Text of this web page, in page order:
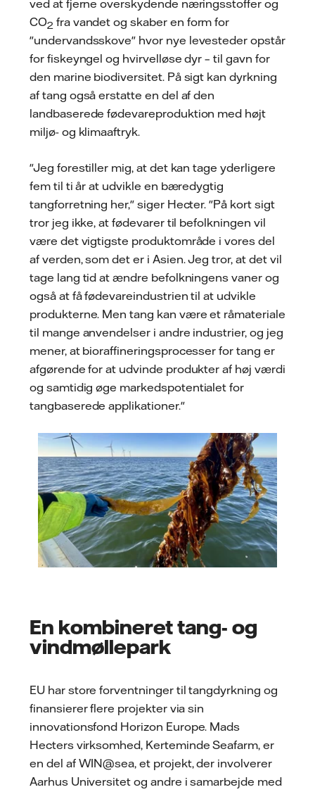
ved at fjerne overskydende næringsstoffer og
CO2 fra vandet og skaber en form for
"undervandsskove" hvor nye levesteder opstår
for fiskeyngel og hvirvelløse dyr – til gavn for
den marine biodiversitet. På sigt kan dyrkning
af tang også erstatte en del af den
landbaserede fødevareproduktion med højt
miljø- og klimaaftryk.
"Jeg forestiller mig, at det kan tage yderligere
fem til ti år at udvikle en bæredygtig
tangforretning her," siger Hecter. "På kort sigt
tror jeg ikke, at fødevarer til befolkningen vil
være det vigtigste produktområde i vores del
af verden, som det er i Asien. Jeg tror, at det vil
tage lang tid at ændre befolkningens vaner og
også at få fødevareindustrien til at udvikle
produkterne. Men tang kan være et råmateriale
til mange anvendelser i andre industrier, og jeg
mener, at bioraffineringsprocesser for tang er
afgørende for at udvinde produkter af høj værdi
og samtidig øge markedspotentialet for
tangbaserede applikationer."
En kombineret tang- og
vindmøllepark
EU har store forventninger til tangdyrkning og
finansierer flere projekter via sin
innovationsfond Horizon Europe. Mads
Hecters virksomhed, Kerteminde Seafarm, er
en del af WIN@sea, et projekt, der involverer
Aarhus Universitet og andre i samarbejde med